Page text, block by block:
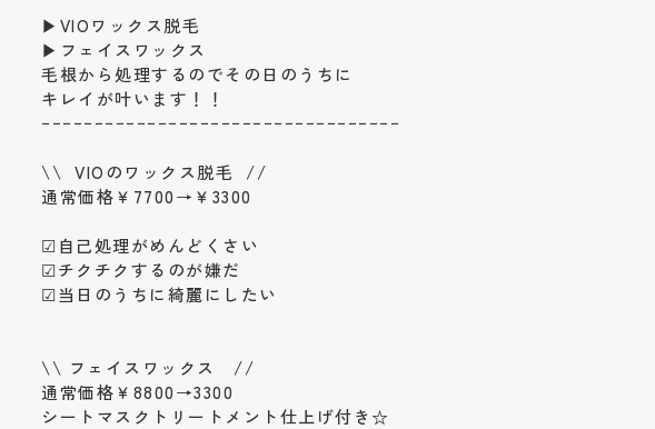
▶VIOワックス脱毛
▶フェイスワックス
毛根から処理するのでその日のうちに
キレイが叶います！！
ｰｰｰｰｰｰｰｰｰｰｰｰｰｰｰｰｰｰｰｰｰｰｰｰｰｰｰｰｰｰｰｰｰｰ
\\ VIOのワックス脱毛 //
通常価格￥7700→￥3300
☑自己処理がめんどくさい
☑チクチクするのが嫌だ
☑当日のうちに綺麗にしたい
\\ フェイスワックス //
通常価格￥8800→3300
シートマスクトリートメント仕上げ付き☆